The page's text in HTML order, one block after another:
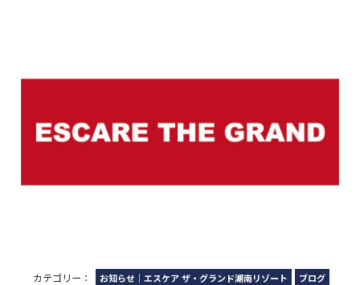
カテゴリー： お知らせ｜エスケア ザ・グランド湖南リゾート ブログ